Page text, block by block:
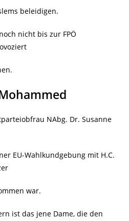
beleidigen.
nicht bis zur FPÖ
NAbg. Dr. Susanne
EU-Wahlkundgebung mit H.C.
war.
ist das jene Dame, die den